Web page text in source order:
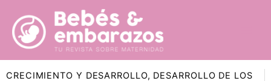
contenido
CRECIMIENTO Y DESARROLLO, DESARROLLO DE LOS